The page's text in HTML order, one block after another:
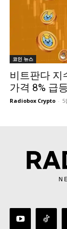
코인 뉴스
비트판다 지
가격 8% 급
Radiobox Crypto - 5